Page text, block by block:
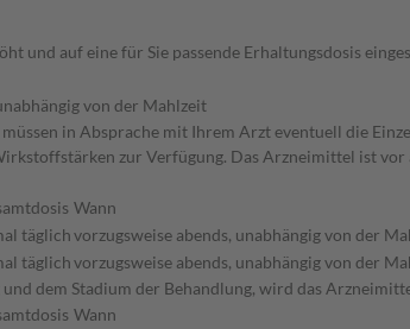
und auf eine für Sie passende Erhaltungsdosis
von der Mahlzeit
in Absprache mit Ihrem Arzt eventuell die
zur Verfügung. Das Arzneimittel ist
Wann
täglichvorzugsweise abends, unabhängig von der
täglichvorzugsweise abends, unabhängig von der
dem Stadium der Behandlung, wird das
Wann